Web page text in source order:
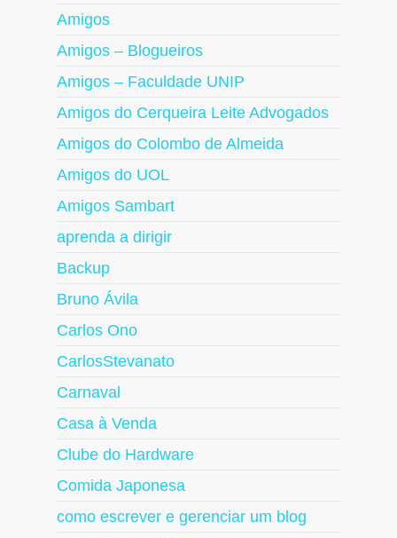
Amigos
Amigos – Blogueiros
Amigos – Faculdade UNIP
Amigos do Cerqueira Leite Advogados
Amigos do Colombo de Almeida
Amigos do UOL
Amigos Sambart
aprenda a dirigir
Backup
Bruno Ávila
Carlos Ono
CarlosStevanato
Carnaval
Casa à Venda
Clube do Hardware
Comida Japonesa
como escrever e gerenciar um blog